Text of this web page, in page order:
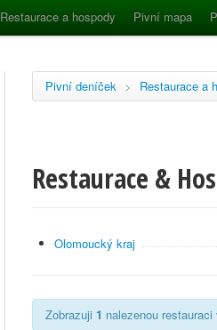
Restaurace a hospody Pivní mapa
Pivní deníček > Restaurace a
Restaurace &
Olomoucký kraj
Zobrazuji 1 nalezenou